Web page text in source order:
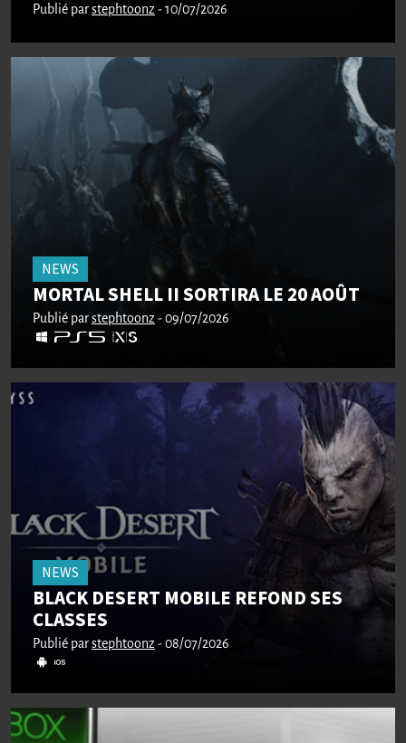
Publié parstephtoonz - 10/07/2026
NEWS
MORTAL SHELL II SORTIRA LE 20 AOÛT
Publié parstephtoonz - 09/07/2026
NEWS
BLACK DESERT MOBILE REFOND SES
CLASSES
Publié parstephtoonz - 08/07/2026